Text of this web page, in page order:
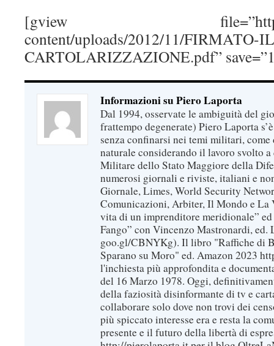
[gview file=”https://
content/uploads/2012/11/FIRMATO-
CARTOLARIZZAZIONE.pdf”
Informazioni su Piero Laporta
Dal 1994, osservate le ambiguità del
frattempo degenerate) Piero Laporta
senza confinarsi nei temi militari, come
naturale considerando il lavoro svolto
Militare dello Stato Maggiore della
numerosi giornali e riviste, italiani e
Giornale, Limes, World Security
Comunicazioni, Arbiter, Il Mondo e La
vita di un imprenditore meridionale”
Fango” con Vincenzo Mastronardi,
goo.gl/CBNYKg). Il libro "Raffiche di
Sparano su Moro" ed. Amazon 2023
l'inchiesta più approfondita e
del 16 Marzo 1978. Oggi,
della faziosità disinformante di tv e
collaborare solo dove non trovi dei
più spiccato interesse era e resta la
presente e il futuro della libertà di